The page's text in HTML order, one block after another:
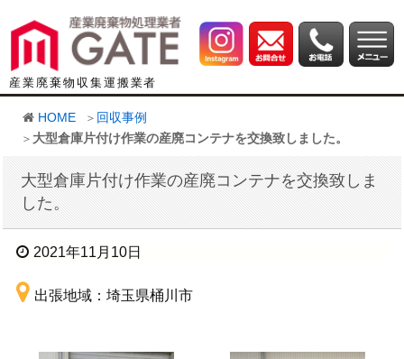
産業廃棄物収集運搬業者
HOME
回収事例
大型倉庫片付け作業の産廃コンテナを交換致しました。
大型倉庫片付け作業の産廃コンテナを交換致しま
した。
2021年11月10日
出張地域：埼玉県桶川市